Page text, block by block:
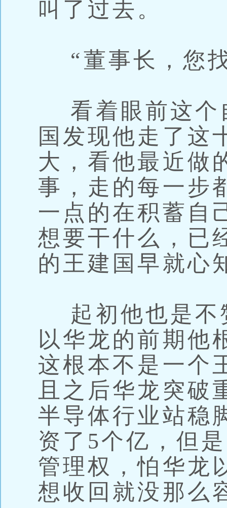
叫了过去。
“董事长，您
看着眼前这个
国发现他走了这
大，看他最近做
事，走的每一步
一点的在积蓄自
想要干什么，已
的王建国早就心
起初他也是不
以华龙的前期他
这根本不是一个
且之后华龙突破
半导体行业站稳
资了5个亿，但
管理权，怕华龙
想收回就没那么